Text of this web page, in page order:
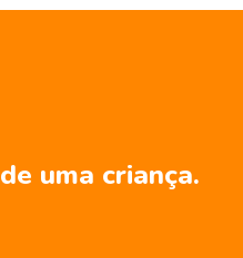
uma criança.